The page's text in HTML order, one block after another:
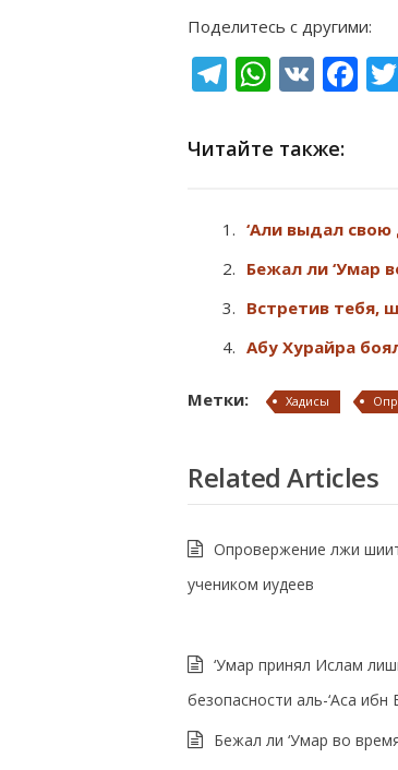
Поделитесь с другими:
Telegram
VK
Читайте также:
‘Али выдал свою
Бежал ли ‘Умар
Встретив тебя,
Абу Хурайра
Метки: Хадисы
Related Articles
Опровержение лжи
учеником иудеев
‘Умар принял Ислам
безопасности аль-‘Аса ибн
Бежал ли ‘Умар во